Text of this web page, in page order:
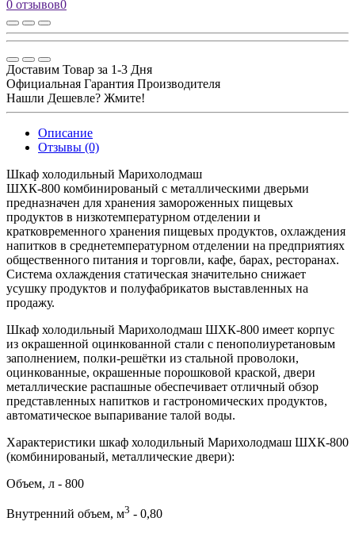
0 отзывов0
Доставим Товар за 1-3 Дня
Официальная Гарантия Производителя
Нашли Дешевле? Жмите!
Описание
Отзывы (0)
Шкаф холодильный Марихолодмаш
ШХК-800 комбинированый с металлическими дверьми
предназначен для хранения замороженных пищевых
продуктов в низкотемпературном отделении и
кратковременного хранения пищевых продуктов, охлаждения
напитков в среднетемпературном отделении на предприятиях
общественного питания и торговли, кафе, барах, ресторанах.
Система охлаждения статическая значительно снижает
усушку продуктов и полуфабрикатов выставленных на
продажу.
Шкаф холодильный Марихолодмаш ШХК-800 имеет корпус
из окрашенной оцинкованной стали с пенополиуретановым
заполнением, полки-решётки из стальной проволоки,
оцинкованные, окрашенные порошковой краской, двери
металлические распашные обеспечивает отличный обзор
представленных напитков и гастрономических продуктов,
автоматическое выпаривание талой воды.
Характеристики шкаф холодильный Марихолодмаш ШХК-800
(комбинированый, металлические двери):
Объем, л - 800
Внутренний объем, м3 - 0,80